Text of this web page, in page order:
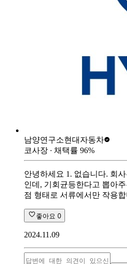
남양연구소현대자동차
코사장 ∙ 채택률 96%
안녕하세요 1. 없습니다. 회
인데, 기회균등한다고 뽑아
점 형태로 서류에서만 작용
좋아요 0
2024.11.09